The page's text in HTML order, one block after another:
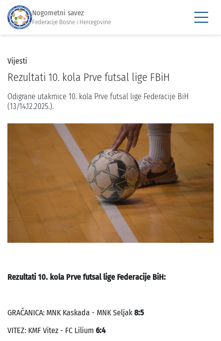
Nogometni savez
Federacije Bosne i Hercegovine
Vijesti
Rezultati 10. kola Prve futsal lige FBiH
Odigrane utakmice 10. kola Prve futsal lige Federacije BiH
(13/14.12.2025.).
Rezultati 10. kola Prve futsal lige Federacije BiH:
GRAČANICA: MNK Kaskada - MNK Seljak8:5
VITEZ: KMF Vitez - FC Lilium 6:4